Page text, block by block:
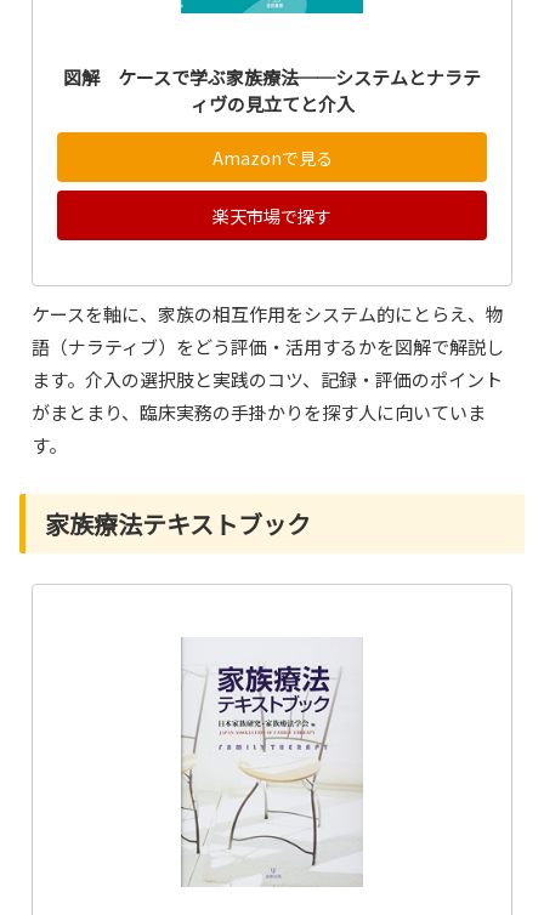
図解 ケースで学ぶ家族療法──システムとナラテ
ィヴの見立てと介入
Amazonで見る
楽天市場で探す
ケースを軸に、家族の相互作用をシステム的にとらえ、物
語（ナラティブ）をどう評価・活用するかを図解で解説し
ます。介入の選択肢と実践のコツ、記録・評価のポイント
がまとまり、臨床実務の手掛かりを探す人に向いていま
す。
家族療法テキストブック